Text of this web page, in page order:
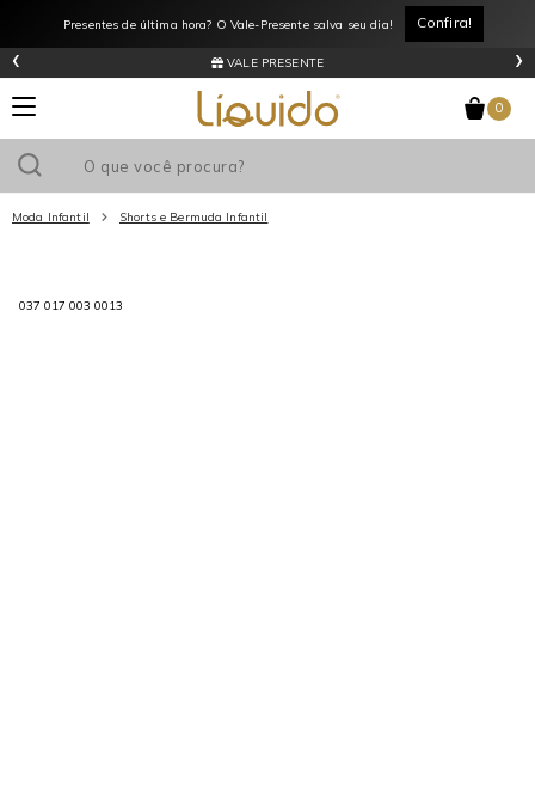
Presentes de última hora? O Vale-Presente salva seu dia! Confira!
VALE PRESENTE
‹ ›
0
Moda Infantil Shorts e Bermuda Infantil
037 017 003 0013